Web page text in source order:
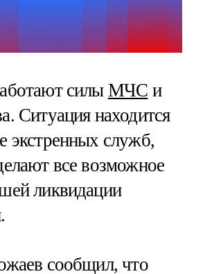
силы МЧС и
Ситуация находится
экстренных служб,
все возможное
ликвидации
сообщил, что